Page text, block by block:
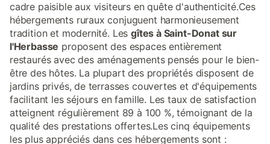
cadre paisible aux visiteurs en quête d'authenticité.Ces
hébergements ruraux conjuguent harmonieusement
tradition et modernité. Lesgîtes à Saint-Donat sur
l'Herbasse proposent des espaces entièrement
restaurés avec des aménagements pensés pour le bien-
être des hôtes. La plupart des propriétés disposent de
jardins privés, de terrasses couvertes et d'équipements
facilitant les séjours en famille. Les taux de satisfaction
atteignent régulièrement 89 à 100 %, témoignant de la
qualité des prestations offertes.Les cinq équipements
les plus appréciés dans ces hébergements sont :